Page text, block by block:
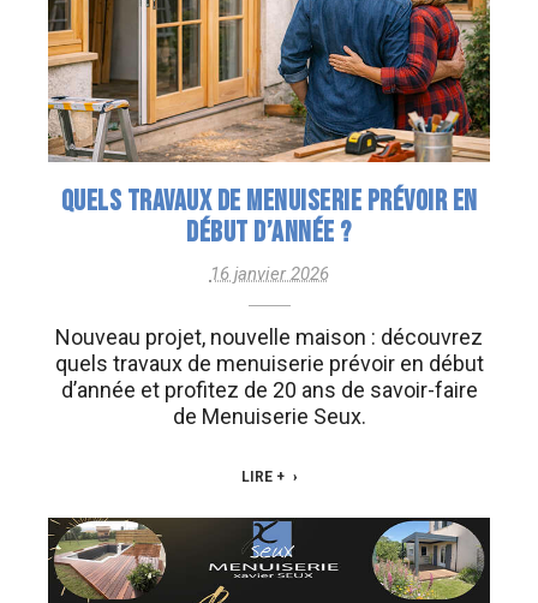
QUELS TRAVAUX DE MENUISERIE PRÉVOIR EN
DÉBUT D’ANNÉE ?
16 janvier 2026
Nouveau projet, nouvelle maison : découvrez
quels travaux de menuiserie prévoir en début
d’année et profitez de 20 ans de savoir-faire
de Menuiserie Seux.
LIRE +